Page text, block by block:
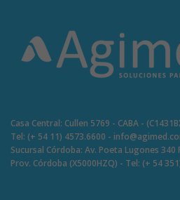
Casa Central: Cullen 5769 - CABA -
Tel: (+ 54 11) 4573.6600 -
Sucursal Córdoba: Av. Poeta Lugones 340
Prov. Córdoba (X5000HZQ) - Tel: (+ 54